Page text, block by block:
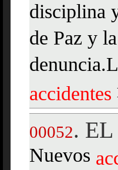
disciplina
de Paz y
accidentes
00052. EL
Nuevos